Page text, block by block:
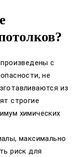
с
не
из
строгие
химических
максимально
риск для